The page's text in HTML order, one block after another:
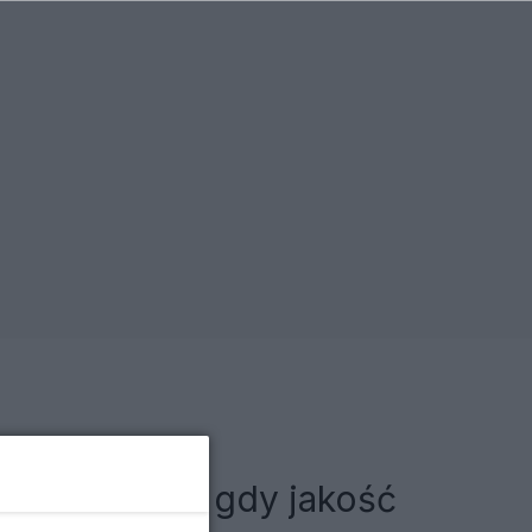
unikać, gdy jakość